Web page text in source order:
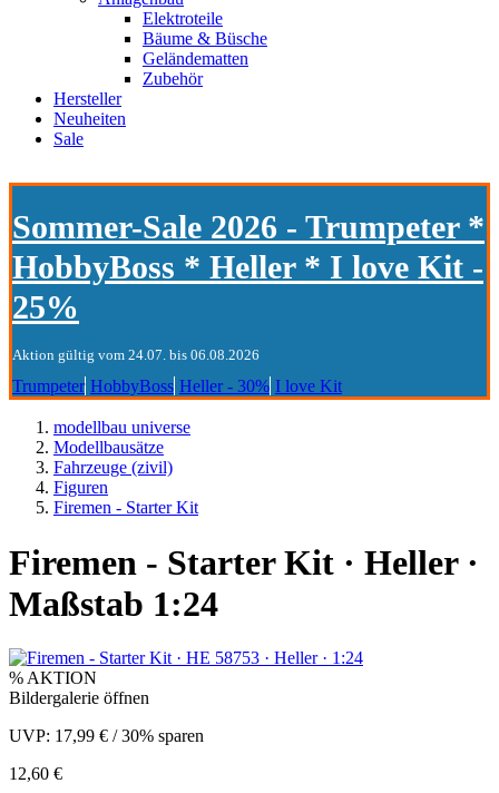
Elektroteile
Bäume & Büsche
Geländematten
Zubehör
Hersteller
Neuheiten
Sale
Sommer-Sale 2026 - Trumpeter *
HobbyBoss * Heller * I love Kit -
25%
Aktion gültig vom 24.07. bis 06.08.2026
Trumpeter HobbyBoss Heller - 30% I love Kit
modellbau universe
Modellbausätze
Fahrzeuge (zivil)
Figuren
Firemen - Starter Kit
Firemen - Starter Kit · Heller ·
Maßstab 1:24
% AKTION
Bildergalerie öffnen
UVP: 17,99 € /30% sparen
12,60 €